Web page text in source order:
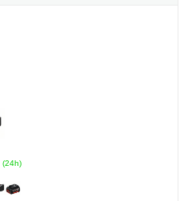
(24h)